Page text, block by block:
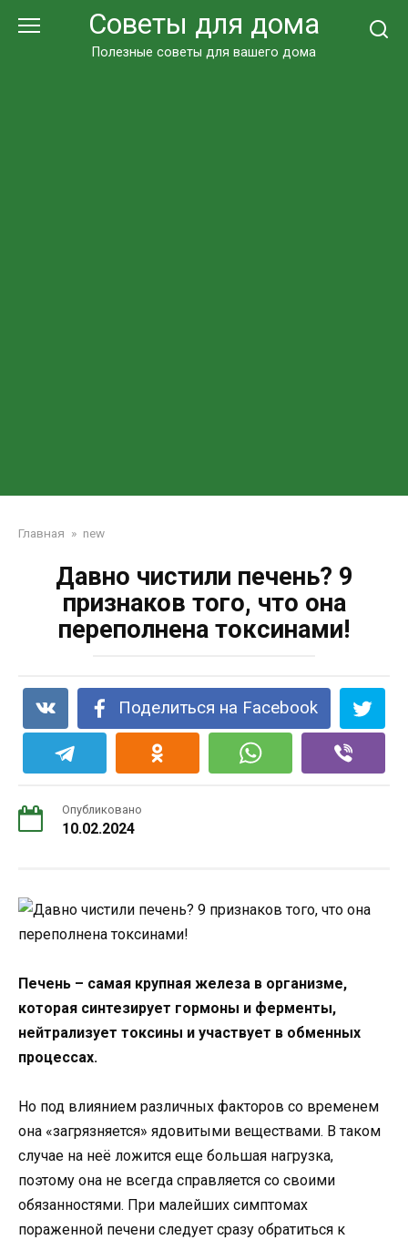
Советы для дома
Полезные советы для вашего дома
Главная » new
Давно чистили печень? 9
признаков того, что она
переполнена токсинами!
Поделиться на Facebook
Опубликовано
10.02.2024
Печень – самая крупная железа в организме,
которая синтезирует гормоны и ферменты,
нейтрализует токсины и участвует в обменных
процессах.
Но под влиянием различных факторов со временем
она «загрязняется» ядовитыми веществами. В таком
случае на неё ложится еще большая нагрузка,
поэтому она не всегда справляется со своими
обязанностями. При малейших симптомах
пораженной печени следует сразу обратиться к